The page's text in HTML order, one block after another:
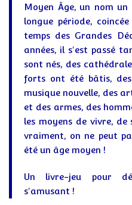
Moyen Âge, un nom
longue période,
temps des Grandes
années, il s'est passé
sont nés, des
forts ont été bâtis,
musique nouvelle, des
et des armes, des
les moyens de vivre,
vraiment, on ne peut
été un âge moyen !
Un livre-jeu pour
s'amusant !